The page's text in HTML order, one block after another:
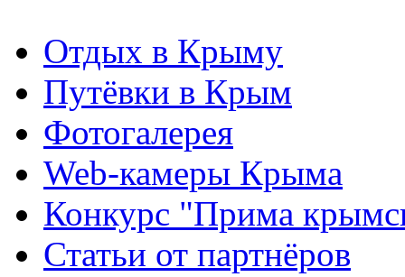
Отдых в Крыму
Путёвки в Крым
Фотогалерея
Web-камеры Крыма
Конкурс "Прима
Статьи от партнёров